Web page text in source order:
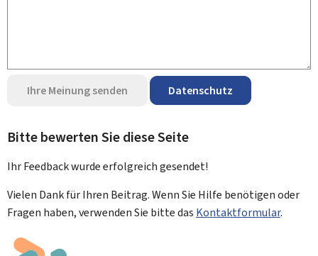
Ihre Meinung senden Datenschutz
Bitte bewerten Sie diese Seite
Ihr Feedback wurdeerfolgreichgesendet!
Vielen Dank für Ihren Beitrag. Wenn Sie Hilfe benötigen oder
Fragen haben, verwenden Sie bitte das Kontaktformular.